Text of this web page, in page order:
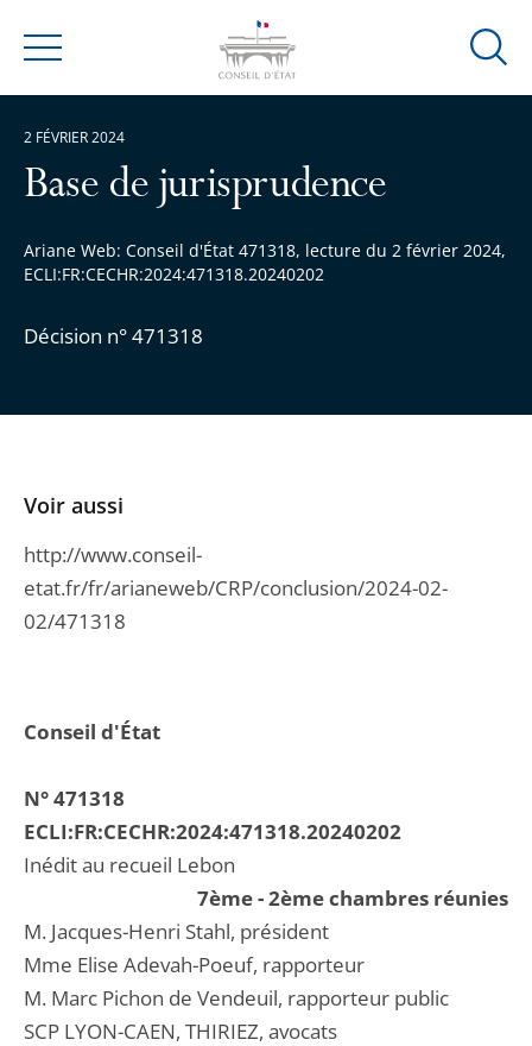
Menu
Ouvrir
Base de jurisprudence
Ariane Web: Conseil d'État 471318, lecture du 2 février 2024,
ECLI:FR:CECHR:2024:471318.20240202
Décision n° 471318
2 FÉVRIER 2024
Conseil d'État
N° 471318
ECLI:FR:CECHR:2024:471318.20240202
Inédit au recueil Lebon
7ème - 2ème chambres réunies
M. Jacques-Henri Stahl, président
Mme Elise Adevah-Poeuf, rapporteur
M. Marc Pichon de Vendeuil, rapporteur public
SCP LYON-CAEN, THIRIEZ, avocats
Voir aussi
http://www.conseil-
etat.fr/fr/arianeweb/CRP/conclusion/2024-02-
02/471318